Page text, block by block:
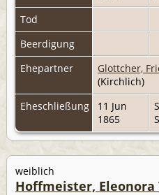
Tod
Beerdigung
Ehepartner
Glottcher,
(Kirchlich)
Eheschließung
11 Jun
1865
weiblich
Hoffmeister, Eleonora